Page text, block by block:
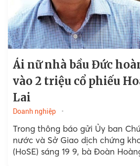
Ái nữ nhà bầu Đức
vào 2 triệu cổ phiếu
Lai
Doanh nghiệp
Trong thông báo gửi Ủy ban
nước và Sở Giao dịch chứng
(HoSE) sáng 19 9, bà Đoàn